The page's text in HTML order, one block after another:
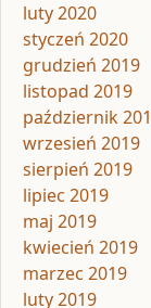
luty 2020
styczeń 2020
grudzień 2019
listopad 2019
październik
wrzesień 2019
sierpień 2019
lipiec 2019
maj 2019
kwiecień 2019
marzec 2019
luty 2019